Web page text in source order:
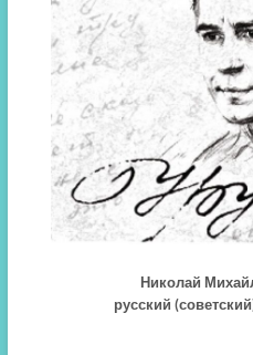
Николай
русский